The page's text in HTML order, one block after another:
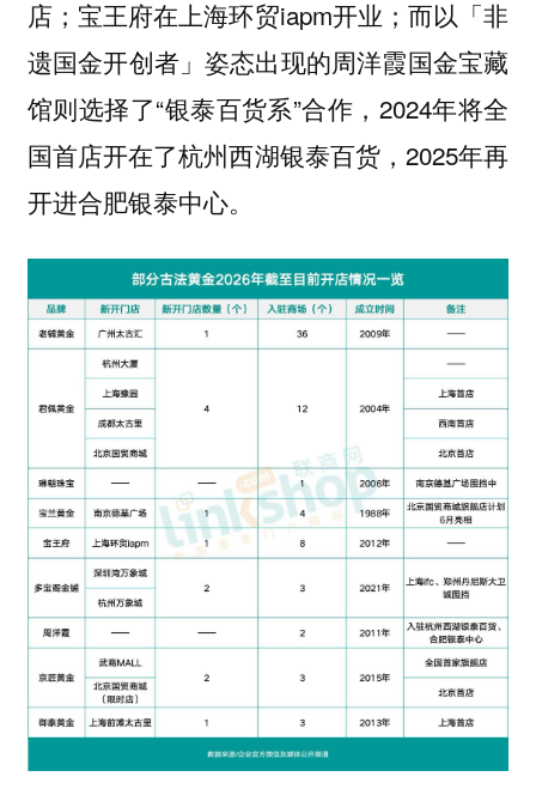
店；宝王府在上海环贸iapm开业；而以「非
遗国金开创者」姿态出现的周洋霞国金宝藏
馆则选择了“银泰百货系”合作，2024年将全
国首店开在了杭州西湖银泰百货，2025年再
开进合肥银泰中心。